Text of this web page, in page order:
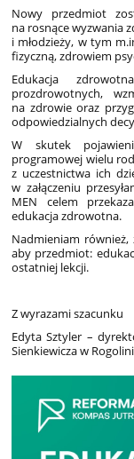
Nowy przedmiot
na rosnące wyzwania
i młodzieży, w tym
fizyczną, zdrowiem
Edukacja
prozdrowotnych,
na zdrowie oraz
odpowiedzialnych
W skutek
programowej wielu
z uczestnictwa ich
w załączeniu
MEN celem
edukacja zdrowotna.
Nadmieniam również,
aby przedmiot:
ostatniej lekcji.
Z wyrazami szacunku
Edyta Sztyler –
Sienkiewicza w